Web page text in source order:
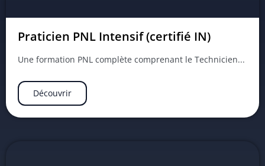
Praticien PNL Intensif (certifié IN)
Une formation PNL complète comprenant le Technicien...
Découvrir